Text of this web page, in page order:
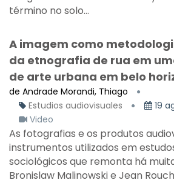
término no solo...
A imagem como
da etnografia de rua em
de arte urbana em belo
de Andrade Morandi, Thiago
Estudios audiovisuales
19
Video
As fotografias e os produtos
instrumentos utilizados em
sociológicos que remonta há
Bronislaw Malinowski e Jean